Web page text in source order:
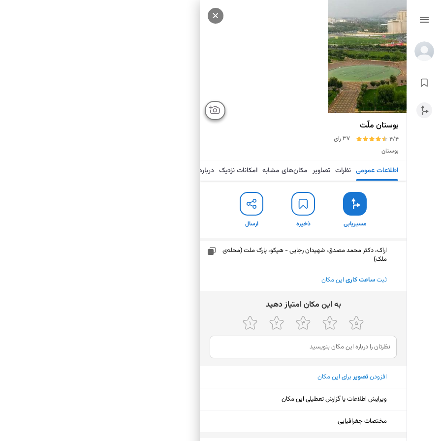
بوستان ملّت
4/4
37 رای
بوستان
اطلاعات عمومی نظرات تصاویر مکان‌های مشابه امکانات نزدیک درباره
مسیریابی ذخیره ارسال
اراک، دکتر محمد مصدق، شهیدان رجایی - هپکو، پارک ملت (محله‌ی
ملک)
ثبتساعت کاری این مکان
ﺑﻪ اﯾﻦ ﻣﮑﺎن اﻣﺘﯿﺎز دﻫﯿﺪ
افزودنتصویربرای این مکان
ویرایش اطلاعات یا گزارش تعطیلی این مکان
مختصات جغرافیایی